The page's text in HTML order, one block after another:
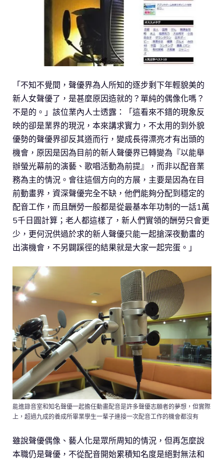
「不知不覺間，聲優界為人所知的逐步剩下年輕貌美的
新人女聲優了，是甚麼原因造就的？單純的偶像化嗎？
不是的。」該位業內人士透露：「這看來不錯的現象反
映的卻是業界的現況，本來講求實力，不太用的到外貌
優勢的聲優界卻反其道而行，變成長得漂亮才有出頭的
機會，原因是因為目前的新人聲優界已轉變為『以能舉
辦螢光幕前的演藝、歌唱活動為前提』，而非以配音業
務為主的情況。會往這個方向的方展，主要是因為在目
前動畫界，資深聲優完全不缺，他們能夠分配到穩定的
配音工作，而且酬勞一般都是從最基本年功制的一話1萬
5千日圓計算；老人都這樣了，新人們實領的酬勞只會更
少，更何況供過於求的新人聲優只能一起搶深夜動畫的
出演機會，不另闢蹊徑的結果就是大家一起完蛋。」
能進錄音室和知名聲優一起擔任動畫配音是許多聲優志願者的夢想，但實際
上，超過九成的養成所畢業學生一輩子連接一次配音工作的機會都沒有
雖說聲優偶像、藝人化是眾所周知的情況，但再怎麼說
本職仍是聲優，不從配音開始累積知名度是絕對無法和